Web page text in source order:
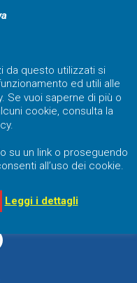
da questo utilizzati si
ed utili alle
Se vuoi saperne di più o
cookie, consulta la
su un link o proseguendo
all’uso dei cookie.
Leggi i dettagli